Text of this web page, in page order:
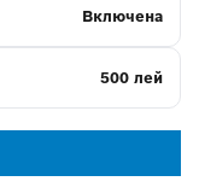
Включена
500 лей